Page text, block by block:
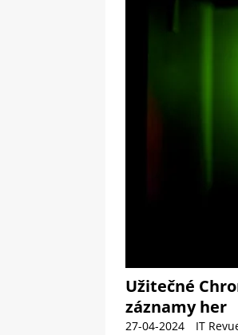
Užitečné
záznamy her
27-04-2024 IT